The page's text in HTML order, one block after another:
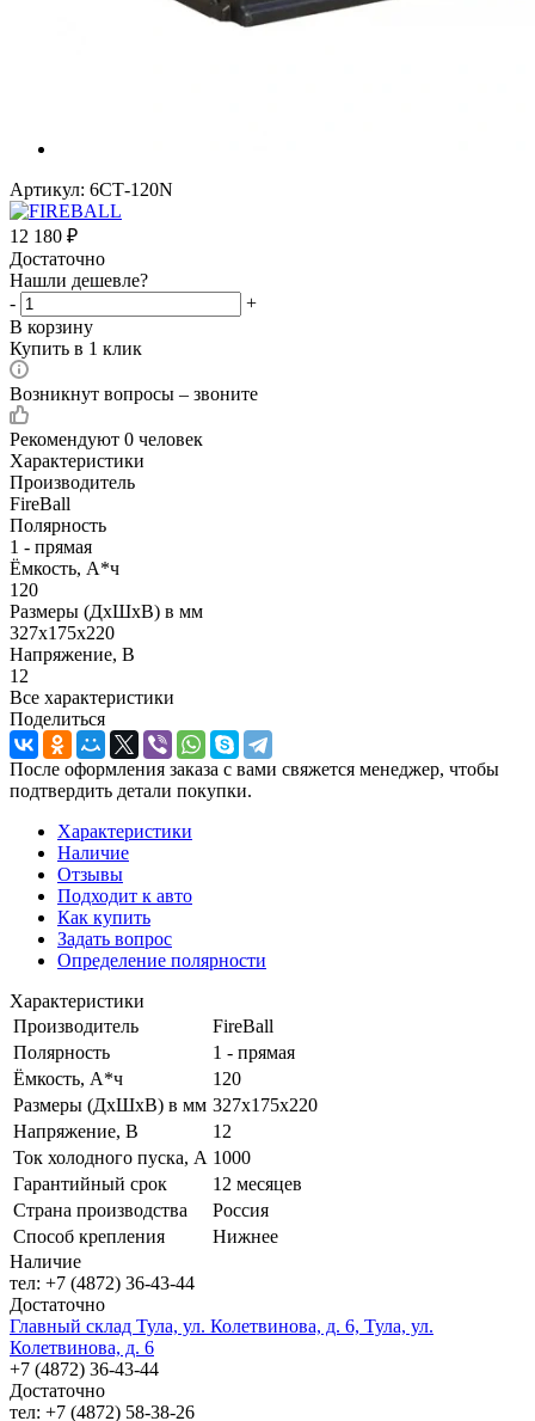
Артикул: 6СТ-120N
12 180 ₽
Достаточно
Нашли дешевле?
-
+
В корзину
Купить в 1 клик
Возникнут вопросы – звоните
Рекомендуют 0 человек
Характеристики
Производитель
FireBall
Полярность
1 - прямая
Ёмкость, А*ч
120
Размеры (ДхШхВ) в мм
327х175х220
Напряжение, В
12
Все характеристики
Поделиться
После оформления заказа с вами свяжется менеджер, чтобы
подтвердить детали покупки.
Характеристики
Наличие
Отзывы
Подходит к авто
Как купить
Задать вопрос
Определение полярности
Характеристики
Производитель
FireBall
Полярность
1 - прямая
Ёмкость, А*ч
120
Размеры (ДхШхВ) в мм 327х175х220
Напряжение, В
12
Ток холодного пуска, А 1000
Гарантийный срок
12 месяцев
Страна производства
Россия
Способ крепления
Нижнее
Наличие
тел: +7 (4872) 36-43-44
Достаточно
Главный склад Тула, ул. Колетвинова, д. 6, Тула, ул.
Колетвинова, д. 6
+7 (4872) 36-43-44
Достаточно
тел: +7 (4872) 58-38-26